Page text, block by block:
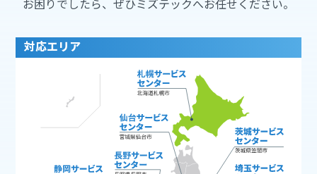
お困りでしたら、ぜひミズテックへお任せください。
対応エリア